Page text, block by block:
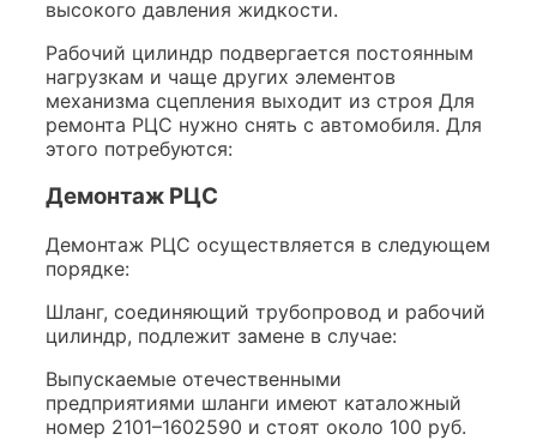
высокого давления жидкости.
Рабочий цилиндр подвергается постоянным
нагрузкам и чаще других элементов
механизма сцепления выходит из строя Для
ремонта РЦС нужно снять с автомобиля. Для
этого потребуются:
Демонтаж РЦС
Демонтаж РЦС осуществляется в следующем
порядке:
Шланг, соединяющий трубопровод и рабочий
цилиндр, подлежит замене в случае:
Выпускаемые отечественными
предприятиями шланги имеют каталожный
номер 2101–1602590 и стоят около 100 руб.